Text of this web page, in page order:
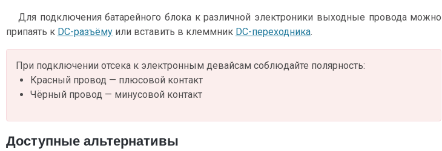
Для подключения батарейного блока к различной электроники выходные провода можно
припаять к DC-разъёму или вставить в клеммник DC-переходника.
При подключении отсека к электронным девайсам соблюдайте полярность:
Красный провод — плюсовой контакт
Чёрный провод — минусовой контакт
Доступные альтернативы